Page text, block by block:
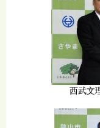
西武文